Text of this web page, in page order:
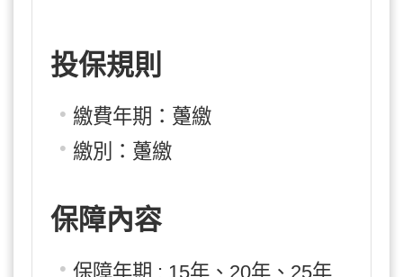
投保規則
繳費年期：躉繳
繳別：躉繳
保障內容
保障年期 : 15年、20年、25年